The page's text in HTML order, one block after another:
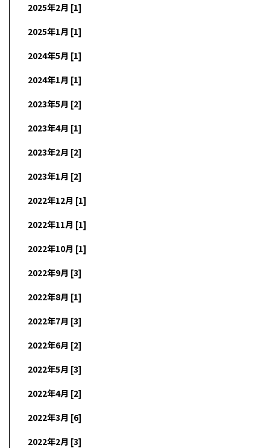
2025年2月 [1]
2025年1月 [1]
2024年5月 [1]
2024年1月 [1]
2023年5月 [2]
2023年4月 [1]
2023年2月 [2]
2023年1月 [2]
2022年12月 [1]
2022年11月 [1]
2022年10月 [1]
2022年9月 [3]
2022年8月 [1]
2022年7月 [3]
2022年6月 [2]
2022年5月 [3]
2022年4月 [2]
2022年3月 [6]
2022年2月 [3]